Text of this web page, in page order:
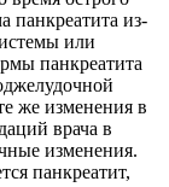
панкреатита из-
или
панкреатита
же изменения в
врача в
изменения.
панкреатит,